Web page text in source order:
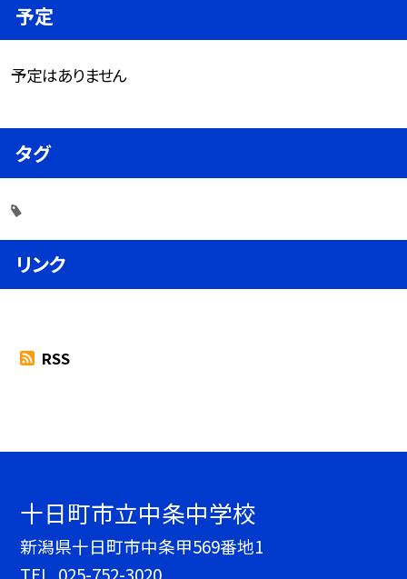
予定
予定はありません
タグ
リンク
RSS
十日町市立中条中学校
新潟県十日町市中条甲569番地1